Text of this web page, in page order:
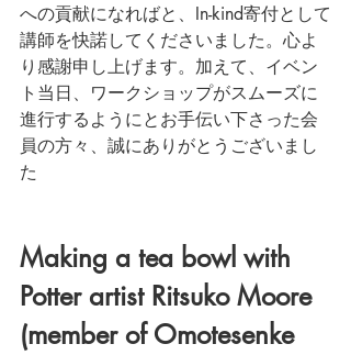
への貢献になればと、In-kind寄付として
講師を快諾してくださいました。心よ
り感謝申し上げます。加えて、イベン
ト当日、ワークショップがスムーズに
進行するようにとお手伝い下さった会
員の方々、誠にありがとうございまし
た
Making a tea bowl with
Potter artist Ritsuko Moore
(member of Omotesenke